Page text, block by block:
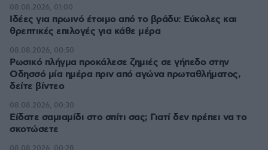
Ιδέες για πρωινό έτοιμο από το βράδυ: Εύκολες και
θρεπτικές επιλογές για κάθε μέρα
08.08.2026, 01:00
Ρωσικό πλήγμα προκάλεσε ζημιές σε γήπεδο στην
Οδησσό μία ημέρα πριν από αγώνα πρωταθλήματος,
δείτε βίντεο
08.08.2026, 00:50
Είδατε σαμιαμίδι στο σπίτι σας; Γιατί δεν πρέπει να το
σκοτώσετε
08.08.2026, 00:30